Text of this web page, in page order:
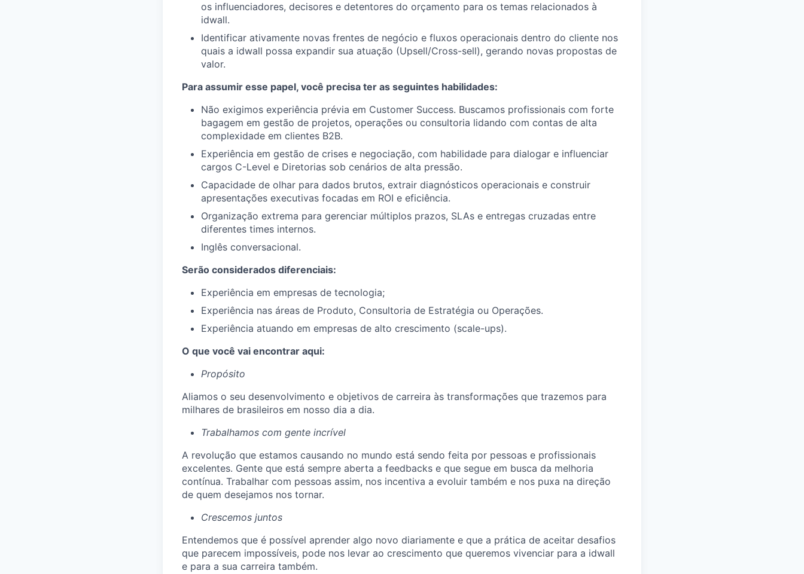
os influenciadores, decisores e detentores do orçamento para os temas relacionados à
idwall.
Identificar ativamente novas frentes de negócio e fluxos operacionais dentro do cliente nos
quais a idwall possa expandir sua atuação (Upsell/Cross-sell), gerando novas propostas de
valor.
Para assumir esse papel, você precisa ter as seguintes habilidades:
Não exigimos experiência prévia em Customer Success. Buscamos profissionais com forte
bagagem em gestão de projetos, operações ou consultoria lidando com contas de alta
complexidade em clientes B2B.
Experiência em gestão de crises e negociação, com habilidade para dialogar e influenciar
cargos C-Level e Diretorias sob cenários de alta pressão.
Capacidade de olhar para dados brutos, extrair diagnósticos operacionais e construir
apresentações executivas focadas em ROI e eficiência.
Organização extrema para gerenciar múltiplos prazos, SLAs e entregas cruzadas entre
diferentes times internos.
Inglês conversacional.
Serão considerados diferenciais:
Experiência em empresas de tecnologia;
Experiência nas áreas de Produto, Consultoria de Estratégia ou Operações.
Experiência atuando em empresas de alto crescimento (scale-ups).
O que você vai encontrar aqui:
Propósito
Aliamos o seu desenvolvimento e objetivos de carreira às transformações que trazemos para
milhares de brasileiros em nosso dia a dia.
Trabalhamos com gente incrível
A revolução que estamos causando no mundo está sendo feita por pessoas e profissionais
excelentes. Gente que está sempre aberta a feedbacks e que segue em busca da melhoria
contínua. Trabalhar com pessoas assim, nos incentiva a evoluir também e nos puxa na direção
de quem desejamos nos tornar.
Crescemos juntos
Entendemos que é possível aprender algo novo diariamente e que a prática de aceitar desafios
que parecem impossíveis, pode nos levar ao crescimento que queremos vivenciar para a idwall
e para a sua carreira também.